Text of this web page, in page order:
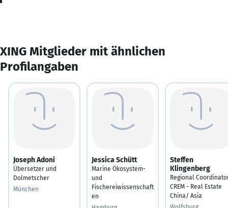
XING Mitglieder mit ähnlichen
Profilangaben
Joseph Adoni
Übersetzer und
Dolmetscher
München
Jessica Schütt
Marine Ökosystem-
und
Fischereiwissenschaft
en
Steffen
Klingenberg
Regional
CREM - Real Estate
China/ Asia